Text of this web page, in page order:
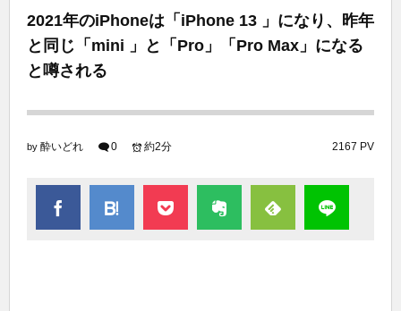
2021年のiPhoneは「iPhone 13 」になり、昨年
と同じ「mini 」と「Pro」「Pro Max」になる
と噂される
by 酔いどれ 0 2167 PV
約2分